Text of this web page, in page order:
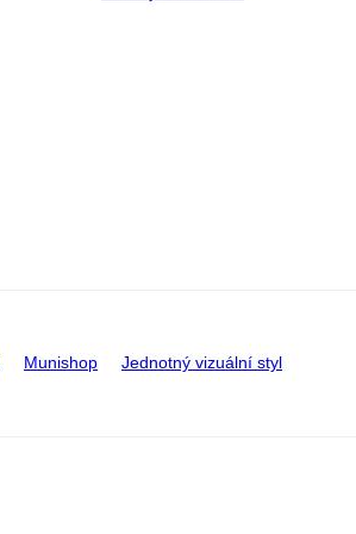
Munishop Jednotný vizuální styl